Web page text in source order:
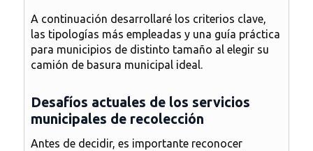
A continuación desarrollaré los criterios clave,
las tipologías más empleadas y una guía práctica
para municipios de distinto tamaño al elegir su
camión de basura municipal ideal.
Desafíos actuales de los servicios
municipales de recolección
Antes de decidir, es importante reconocer